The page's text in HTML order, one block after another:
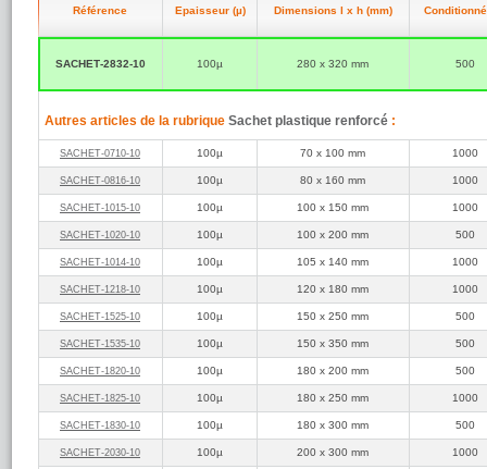
Référence Epaisseur (µ) Dimensions l x h (mm)
SACHET‑2832‑10 100µ 280 x 320 mm 500
Autres articles de la rubrique Sachet plastique renforcé :
SACHET‑0710‑10 100µ 70 x 100 mm 1000
SACHET‑0816‑10 100µ 80 x 160 mm 1000
SACHET‑1015‑10 100µ 100 x 150 mm 1000
SACHET‑1020‑10 100µ 100 x 200 mm 500
SACHET‑1014‑10 100µ 105 x 140 mm 1000
SACHET‑1218‑10 100µ 120 x 180 mm 1000
SACHET‑1525‑10 100µ 150 x 250 mm 500
SACHET‑1535‑10 100µ 150 x 350 mm 500
SACHET‑1820‑10 100µ 180 x 200 mm 500
SACHET‑1825‑10 100µ 180 x 250 mm 1000
SACHET‑1830‑10 100µ 180 x 300 mm 500
SACHET‑2030‑10 100µ 200 x 300 mm 1000